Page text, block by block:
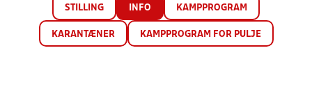
STILLING INFO KAMPPROGRAM
KARANTÆNER KAMPPROGRAM FOR PULJE